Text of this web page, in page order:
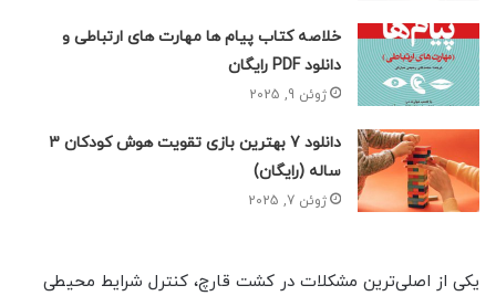
خلاصه کتاب پیام ها مهارت های ارتباطی و
دانلود PDF رایگان
ژوئن 9, 2025
دانلود 7 بهترین بازی تقویت هوش کودکان 3
ساله (رایگان)
ژوئن 7, 2025
یکی از اصلی‌ترین مشکلات در کشت قارچ، کنترل شرایط محیطی